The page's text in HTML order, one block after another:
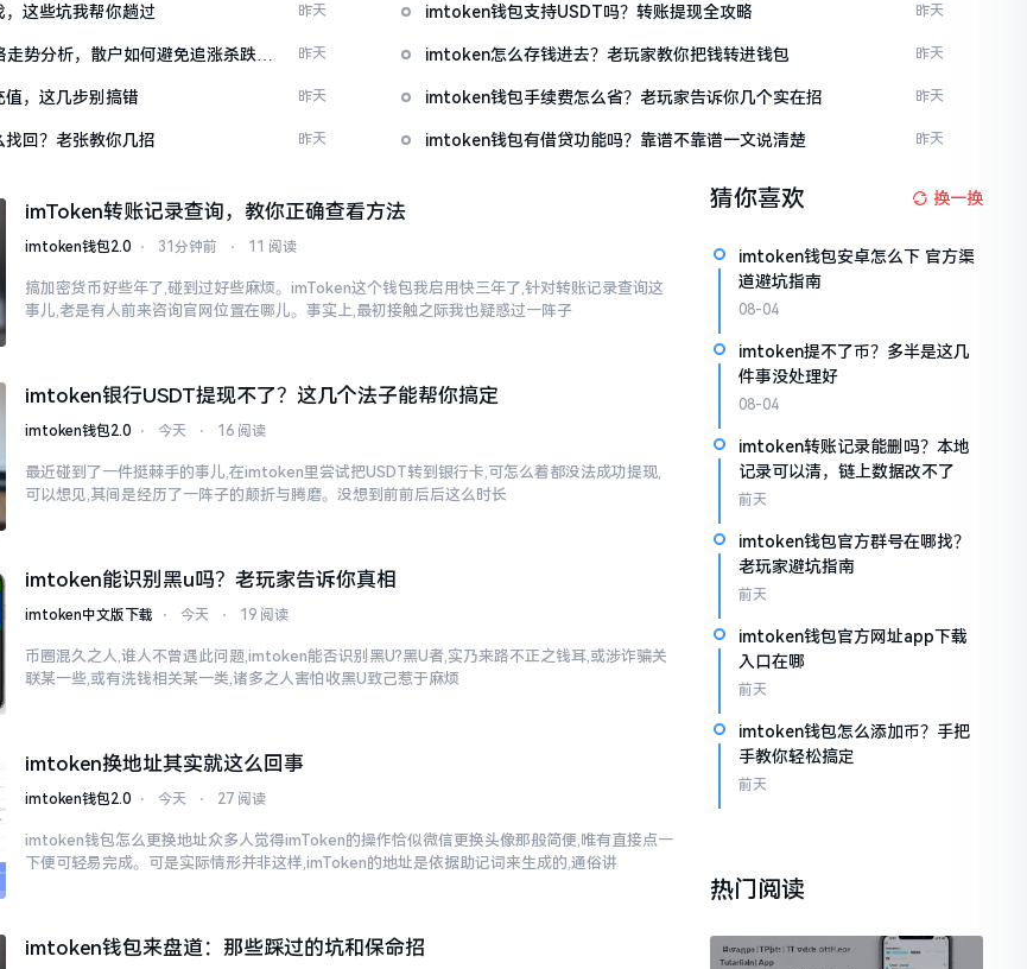
这些坑我帮你趟过 昨天
势分析，散户如何避免追涨杀跌被
昨天
，这几步别搞错 昨天
回？老张教你几招 昨天
imtoken钱包支持USDT吗？转账提现全攻略 昨天
imtoken怎么存钱进去？老玩家教你把钱转进钱包 昨天
imtoken钱包手续费怎么省？老玩家告诉你几个实在招 昨天
imtoken钱包有借贷功能吗？靠谱不靠谱一文说清楚 昨天
imToken转账记录查询，教你正确查看方法
imtoken钱包2.0 ⋅ 31分钟前 ⋅ 11 阅读
搞加密货币好些年了,碰到过好些麻烦。imToken这个钱包我启用快三年了,针对转账记录查询这
事儿,老是有人前来咨询官网位置在哪儿。事实上,最初接触之际我也疑惑过一阵子
imtoken银行USDT提现不了？这几个法子能帮你搞定
imtoken钱包2.0 ⋅ 今天 ⋅ 16 阅读
最近碰到了一件挺棘手的事儿,在imtoken里尝试把USDT转到银行卡,可怎么着都没法成功提现,
可以想见,其间是经历了一阵子的颠折与腾磨。没想到前前后后这么时长
imtoken能识别黑u吗？老玩家告诉你真相
imtoken中文版下载 ⋅ 今天 ⋅ 19 阅读
币圈混久之人,谁人不曾遇此问题,imtoken能否识别黑U?黑U者,实乃来路不正之钱耳,或涉诈骗关
联某一些,或有洗钱相关某一类,诸多之人害怕收黑U致己惹于麻烦
imtoken换地址其实就这么回事
imtoken钱包2.0 ⋅ 今天 ⋅ 27 阅读
imtoken钱包怎么更换地址众多人觉得imToken的操作恰似微信更换头像那般简便,唯有直接点一
下便可轻易完成。可是实际情形并非这样,imToken的地址是依据助记词来生成的,通俗讲
imtoken钱包来盘道：那些踩过的坑和保命招
猜你喜欢 换一换
imtoken钱包安卓怎么下 官方渠
道避坑指南
08-04
imtoken提不了币？多半是这几
件事没处理好
08-04
imtoken转账记录能删吗？本地
记录可以清，链上数据改不了
前天
imtoken钱包官方群号在哪找？
老玩家避坑指南
前天
imtoken钱包官方网址app下载
入口在哪
前天
imtoken钱包怎么添加币？手把
手教你轻松搞定
前天
热门阅读